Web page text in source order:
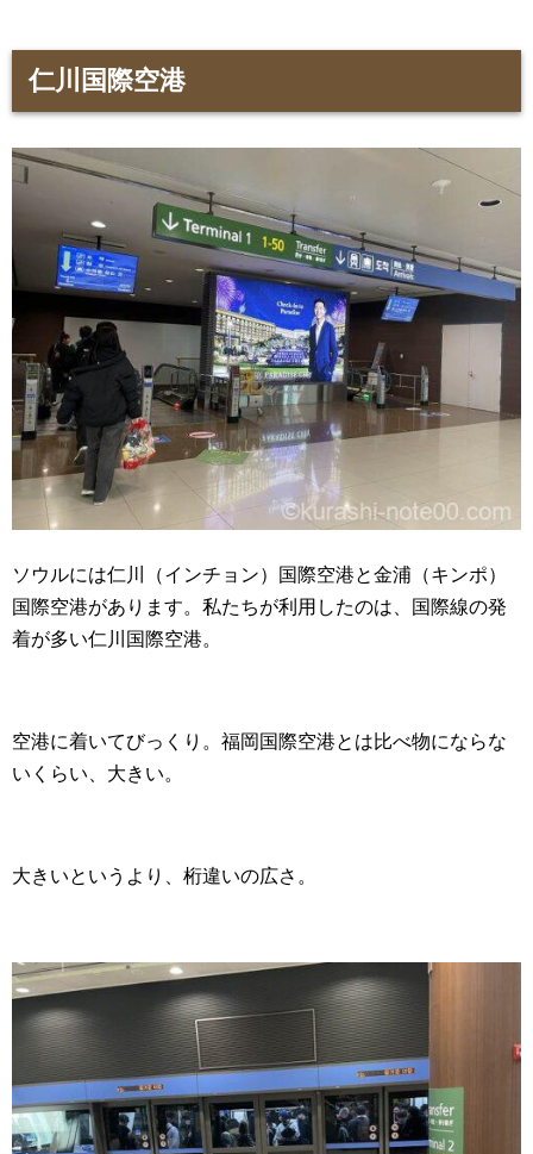
仁川国際空港
ソウルには仁川（インチョン）国際空港と金浦（キンポ）
国際空港があります。私たちが利用したのは、国際線の発
着が多い仁川国際空港。
空港に着いてびっくり。福岡国際空港とは比べ物にならな
いくらい、大きい。
大きいというより、桁違いの広さ。